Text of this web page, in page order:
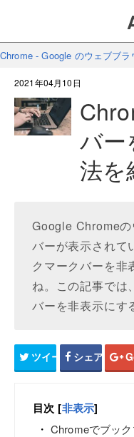
Chrome - Google のウェブブラ
2021年04月10日
バー
法を
Google Chromeの
バーが表示されて
クマークバーを非
ね。この記事では
バーを非表示にす
ツイート シェア
目次 [非表示]
Chromeでブッ